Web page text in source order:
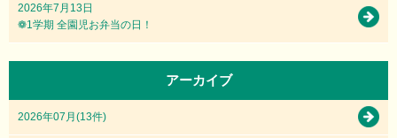
2026年7月13日
❁1学期 全園児お弁当の日！
アーカイブ
2026年07月(13件)